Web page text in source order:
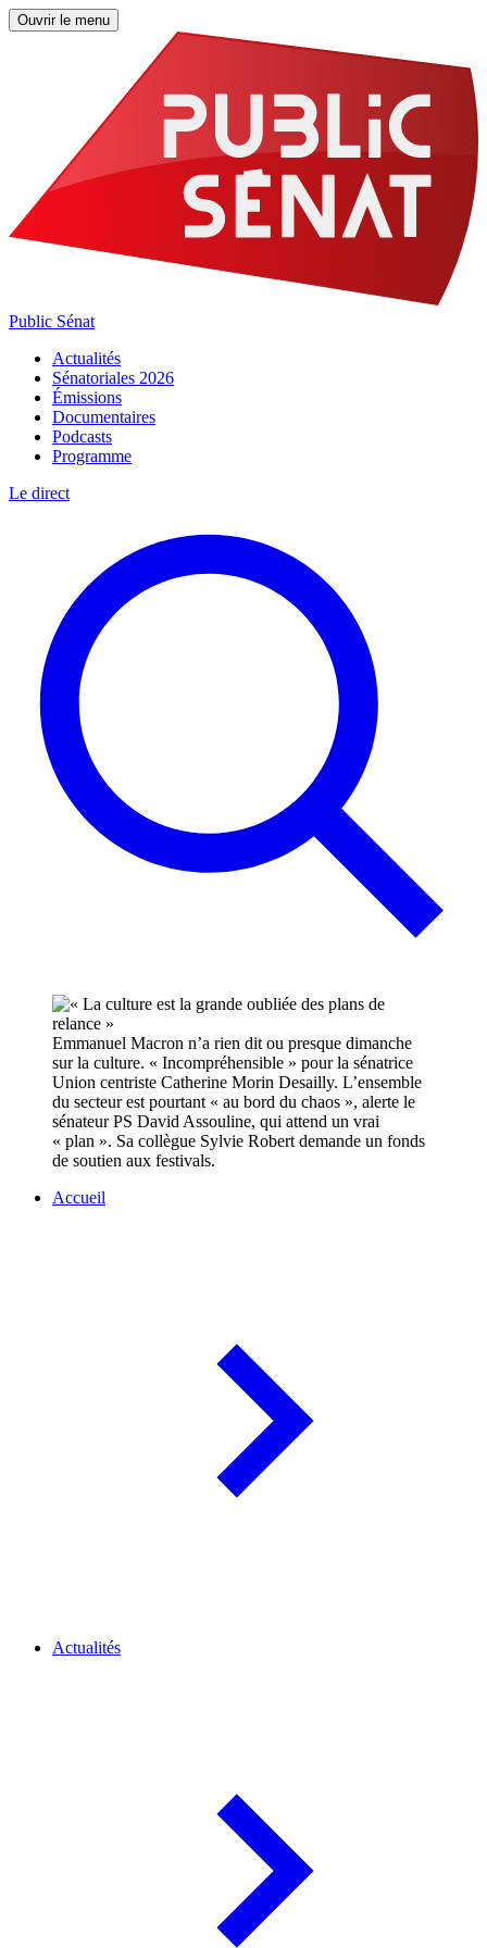
Ouvrir le menu
Public Sénat
Actualités
Sénatoriales 2026
Émissions
Documentaires
Podcasts
Programme
Le direct
Emmanuel Macron n’a rien dit ou presque dimanche
sur la culture. « Incompréhensible » pour la sénatrice
Union centriste Catherine Morin Desailly. L’ensemble
du secteur est pourtant « au bord du chaos », alerte le
sénateur PS David Assouline, qui attend un vrai
« plan ». Sa collègue Sylvie Robert demande un fonds
de soutien aux festivals.
Accueil
Actualités